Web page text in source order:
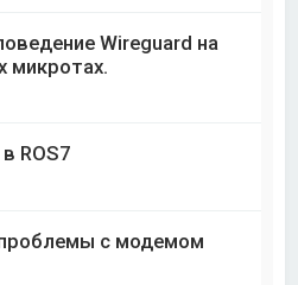
Wireguard на
микротах.
ROS7
с модемом